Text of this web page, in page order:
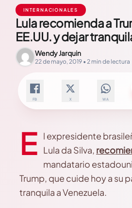
INTERNACIONALES
Lula recomienda a
EE.UU. y dejar
Wendy Jarquin
22 de mayo, 2019 • 2 min de lectura
FB X WA
E l expresidente
Lula da Silva,
mandatario
Trump, que cuide hoy a su
tranquila a Venezuela.